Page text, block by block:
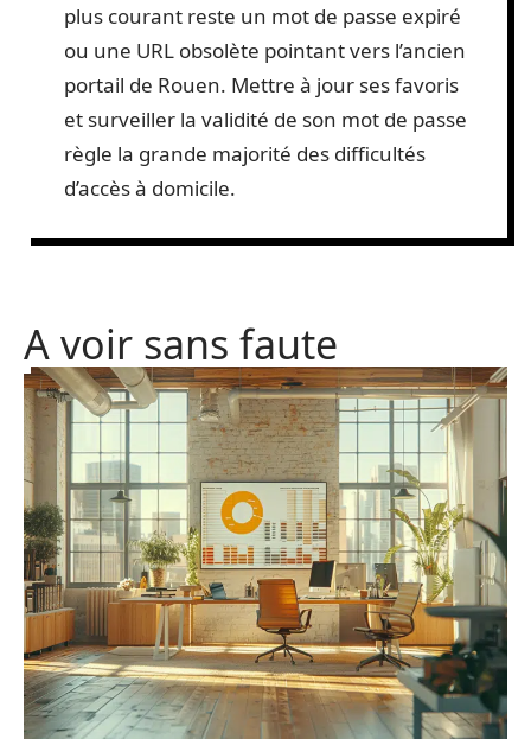
plus courant reste un mot de passe expiré
ou une URL obsolète pointant vers l’ancien
portail de Rouen. Mettre à jour ses favoris
et surveiller la validité de son mot de passe
règle la grande majorité des difficultés
d’accès à domicile.
A voir sans faute